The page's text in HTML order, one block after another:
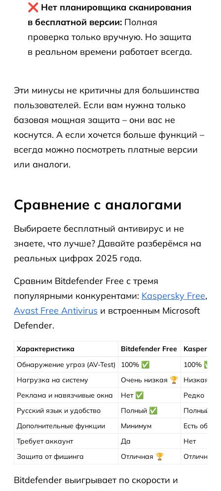
❌ Нет планировщика сканирования
в бесплатной версии: Полная
проверка только вручную. Но защита
в реальном времени работает всегда.
Эти минусы не критичны для большинства
пользователей. Если вам нужна только
базовая мощная защита – они вас не
коснутся. А если хочется больше функций –
всегда можно посмотреть платные версии
или аналоги.
Сравнение с аналогами
Выбираете бесплатный антивирус и не
знаете, что лучше? Давайте разберёмся на
реальных цифрах 2025 года.
Сравним Bitdefender Free с тремя
популярными конкурентами: Kaspersky Free,
Avast Free Antivirus и встроенным Microsoft
Defender.
Характеристика Bitdefender Free
Kaspersky
Обнаружение угроз (AV-Test)
100% ✅
100% ✅
Нагрузка на систему
Очень низкая 🏆
Низкая
Реклама и навязчивые окна
Нет ✅
Редко
Русский язык и удобство
Полный ✅
Полный 🏆
Дополнительные функции
Минимум
Есть
Требует аккаунт
Да
Нет
Защита от фишинга
Отличная 🏆 Отличная
Bitdefender выигрывает по скорости и